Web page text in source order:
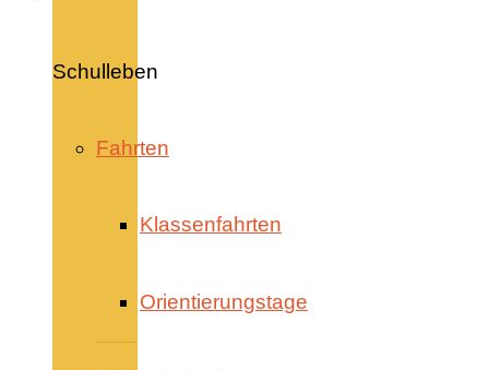
Schulleben
Fahrten
Klassenfahrten
Orientierungstage